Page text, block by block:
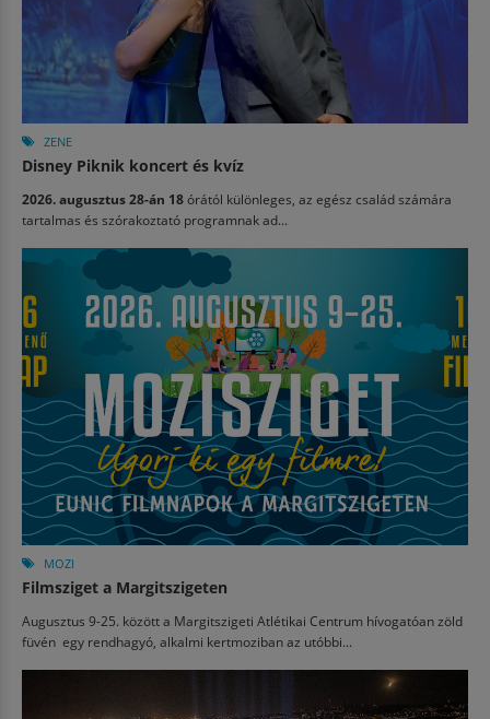
ZENE
Disney Piknik koncert és kvíz
2026. augusztus 28-án 18órától különleges, az egész család számára
tartalmas és szórakoztató programnak ad...
MOZI
Filmsziget a Margitszigeten
Augusztus 9-25. között a Margitszigeti Atlétikai Centrum hívogatóan zöld
füvén egy rendhagyó, alkalmi kertmoziban az utóbbi...